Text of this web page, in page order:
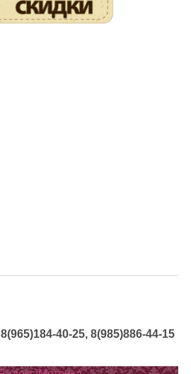
8(965)184-40-25, 8(985)886-44-15